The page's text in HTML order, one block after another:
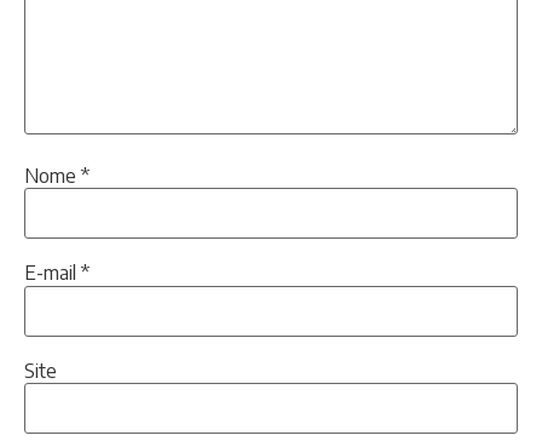
Nome *
E-mail *
Site